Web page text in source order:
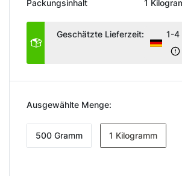
Packungsinhalt 1
Geschätzte Lieferzeit: 1-4
Ausgewählte Menge:
500 Gramm 1 Kilogramm